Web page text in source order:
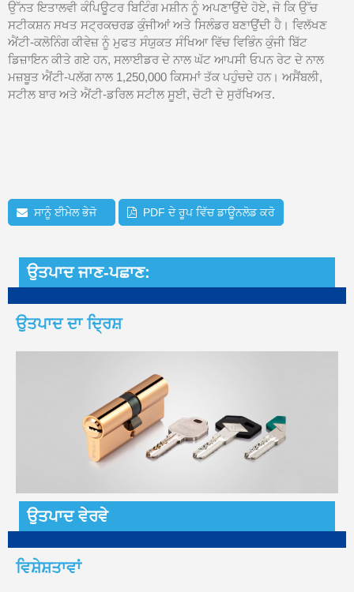
ਉੱਨਤ ਇਤਾਲਵੀ ਕੰਪਿਊਟਰ ਬਿਟਿੰਗ ਮਸ਼ੀਨ ਨੂੰ ਅਪਣਾਉਂਦੇ ਹੋਏ, ਜੋ ਕਿ ਉੱਚ
ਸਟੀਕਸ਼ਨ ਸਖਤ ਸਟ੍ਰਕਚਰਡ ਕੁੰਜੀਆਂ ਅਤੇ ਸਿਲੰਡਰ ਬਣਾਉਂਦੀ ਹੈ। ਵਿਲੱਖਣ
ਐਂਟੀ-ਕਲੋਨਿੰਗ ਕੀਵੇਜ਼ ਨੂੰ ਮੁਫਤ ਸੰਯੁਕਤ ਸੰਖਿਆ ਵਿੱਚ ਵਿਭਿੰਨ ਕੁੰਜੀ ਬਿੱਟ
ਡਿਜ਼ਾਇਨ ਕੀਤੇ ਗਏ ਹਨ, ਸਲਾਈਡਰ ਦੇ ਨਾਲ ਘੱਟ ਆਪਸੀ ਓਪਨ ਰੇਟ ਦੇ ਨਾਲ
ਮਜ਼ਬੂਤ ​​ਐਂਟੀ-ਪਲੱਗ ਨਾਲ 1,250,000 ਕਿਸਮਾਂ ਤੱਕ ਪਹੁੰਚਦੇ ਹਨ। ਅਸੈਂਬਲੀ,
ਸਟੀਲ ਬਾਰ ਅਤੇ ਐਂਟੀ-ਡਰਿਲ ਸਟੀਲ ਸੂਈ, ਚੋਟੀ ਦੇ ਸੁਰੱਖਿਅਤ.
ਸਾਨੂੰ ਈਮੇਲ ਭੇਜੋ PDF ਦੇ ਰੂਪ ਵਿੱਚ ਡਾਊਨਲੋਡ ਕਰੋ
ਉਤਪਾਦ ਜਾਣ-ਪਛਾਣ:
ਉਤਪਾਦ ਦਾ ਦ੍ਰਿਸ਼
ਉਤਪਾਦ ਵੇਰਵੇ
ਵਿਸ਼ੇਸ਼ਤਾਵਾਂ